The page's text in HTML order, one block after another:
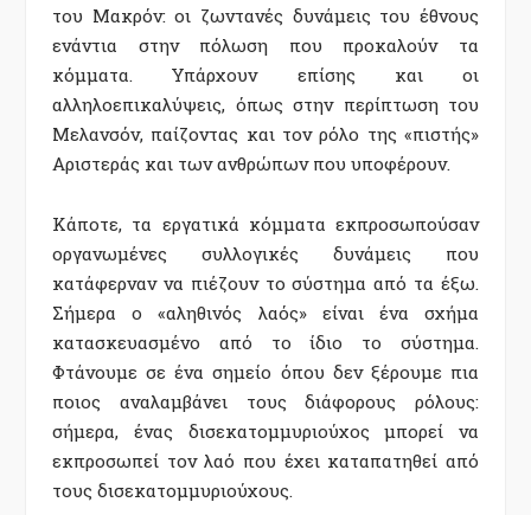
του Μακρόν: οι ζωντανές δυνάμεις του έθνους
ενάντια στην πόλωση που προκαλούν τα
κόμματα. Υπάρχουν επίσης και οι
αλληλοεπικαλύψεις, όπως στην περίπτωση του
Μελανσόν, παίζοντας και τον ρόλο της «πιστής»
Αριστεράς και των ανθρώπων που υποφέρουν.
Κάποτε, τα εργατικά κόμματα εκπροσωπούσαν
οργανωμένες συλλογικές δυνάμεις που
κατάφερναν να πιέζουν το σύστημα από τα έξω.
Σήμερα ο «αληθινός λαός» είναι ένα σχήμα
κατασκευασμένο από το ίδιο το σύστημα.
Φτάνουμε σε ένα σημείο όπου δεν ξέρουμε πια
ποιος αναλαμβάνει τους διάφορους ρόλους:
σήμερα, ένας δισεκατομμυριούχος μπορεί να
εκπροσωπεί τον λαό που έχει καταπατηθεί από
τους δισεκατομμυριούχους.